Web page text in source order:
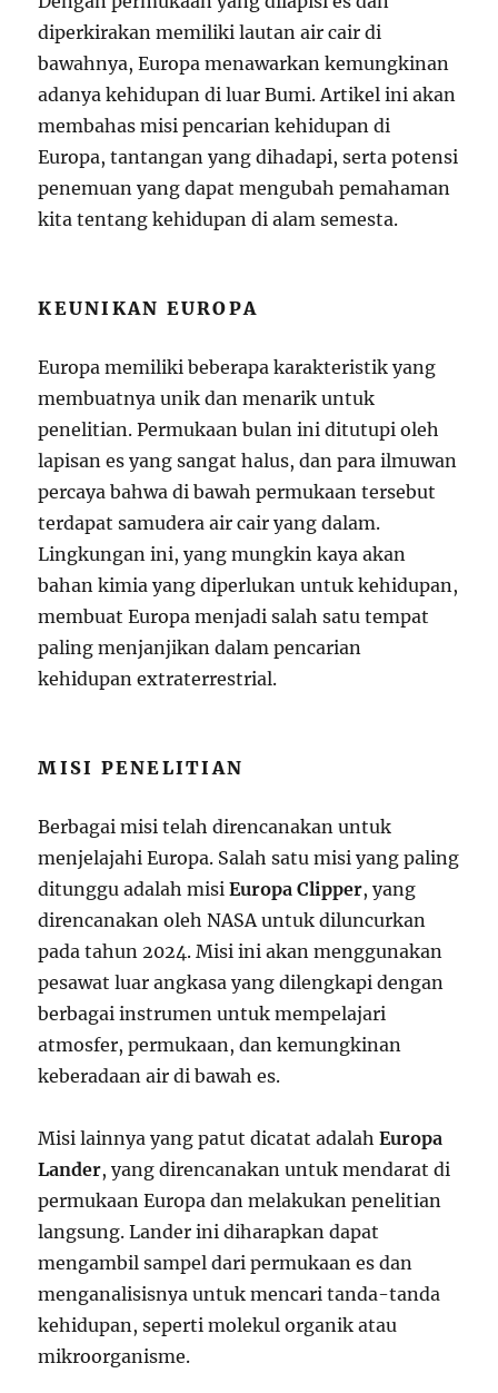
diperkirakan memiliki lautan air cair di
bawahnya, Europa menawarkan kemungkinan
adanya kehidupan di luar Bumi. Artikel ini akan
membahas misi pencarian kehidupan di
Europa, tantangan yang dihadapi, serta potensi
penemuan yang dapat mengubah pemahaman
kita tentang kehidupan di alam semesta.
KEUNIKAN EUROPA
Europa memiliki beberapa karakteristik yang
membuatnya unik dan menarik untuk
penelitian. Permukaan bulan ini ditutupi oleh
lapisan es yang sangat halus, dan para ilmuwan
percaya bahwa di bawah permukaan tersebut
terdapat samudera air cair yang dalam.
Lingkungan ini, yang mungkin kaya akan
bahan kimia yang diperlukan untuk kehidupan,
membuat Europa menjadi salah satu tempat
paling menjanjikan dalam pencarian
kehidupan extraterrestrial.
MISI PENELITIAN
Berbagai misi telah direncanakan untuk
menjelajahi Europa. Salah satu misi yang paling
ditunggu adalah misiEuropa Clipper, yang
direncanakan oleh NASA untuk diluncurkan
pada tahun 2024. Misi ini akan menggunakan
pesawat luar angkasa yang dilengkapi dengan
berbagai instrumen untuk mempelajari
atmosfer, permukaan, dan kemungkinan
keberadaan air di bawah es.
Misi lainnya yang patut dicatat adalahEuropa
Lander, yang direncanakan untuk mendarat di
permukaan Europa dan melakukan penelitian
langsung. Lander ini diharapkan dapat
mengambil sampel dari permukaan es dan
menganalisisnya untuk mencari tanda-tanda
kehidupan, seperti molekul organik atau
mikroorganisme.